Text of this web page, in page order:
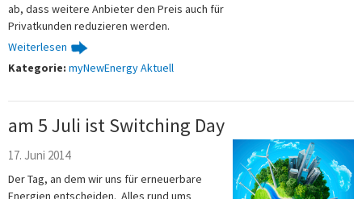
ab, dass weitere Anbieter den Preis auch für
Privatkunden reduzieren werden.
Weiterlesen
Kategorie: myNewEnergy Aktuell
am 5 Juli ist Switching Day
17. Juni 2014
Der Tag, an dem wir uns für erneuerbare
Energien entscheiden. Alles rund ums